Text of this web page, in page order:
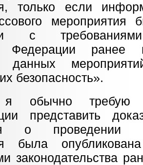
только если
мероприятия
с требованиями
Федерации
данных
безопасность».
обычно требую
представить
о проведении
была
законодательства